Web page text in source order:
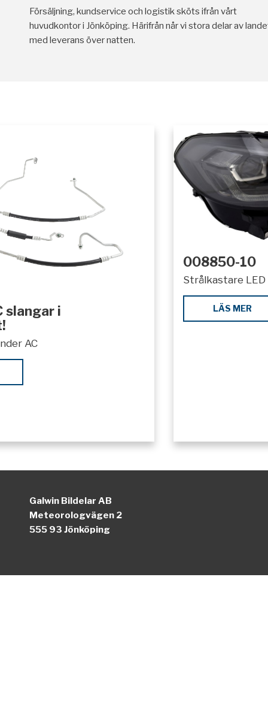
Försäljning, kundservice och logistik sköts ifrån vårt
huvudkontor i Jönköping. Härifrån når vi stora delar av
med leverans över natten.
slangar i
AC
008850-10
Strålkastare LED
LÄS MER
Galwin Bildelar AB
Meteorologvägen 2
555 93 Jönköping